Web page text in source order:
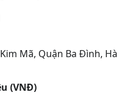
Mã, Quận Ba Đình, Hà
(VNĐ)